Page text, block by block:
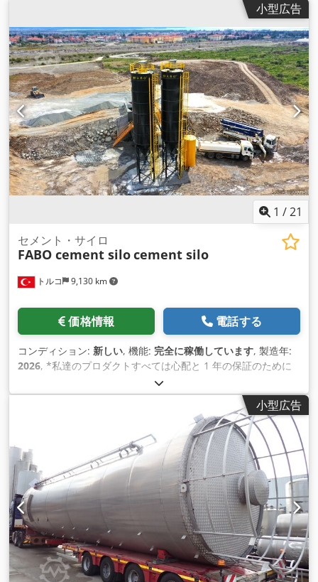
小型広告
1 /21
トルコ 9,130 km
セメント・サイロ
FABO cement silocement silo
価格情報 電話する
コンディション: 新しい, 機能: 完全に稼働しています, 製造年:
2026, *私達のプロダクトすべては心配と 1 年の保証のために
カバーされて作られています！ Dcjdpfxewfckis Adisk *設置お
よびオペレータートレーニングは無料です。 FABOは50トンか
ら2000トンまでのセメントサイロを製造しています。サイロは
お客様のご希望に応じて、溶接式またはボルト締め式 で製造す
ることができます。シームレスな生産を継続するために、
FABOは基本的なセメントサイロ以上のものを得るために必要
なユニットを 提供しています。 セメントサイロ 容量：50～
2000トン（ボルト式） サイロフィルター：表面積24,5 m2
(WAMブランド) サイロ安全弁：-（WAMブランド） レベルイ
ンジケータ2個/サイロ、ブランド：WAM, モデル：ILTC220、
フラッディファイアノズル：3個/サイロ、ブランド：WAM、モ
デル：U025 メカニカルバルブとアーム : (WAMブランド) サイ
ロ充填パイプ：Ø 114 mmスチールパイプ。 詳細については、
お気軽にお電話ください！
小型広告